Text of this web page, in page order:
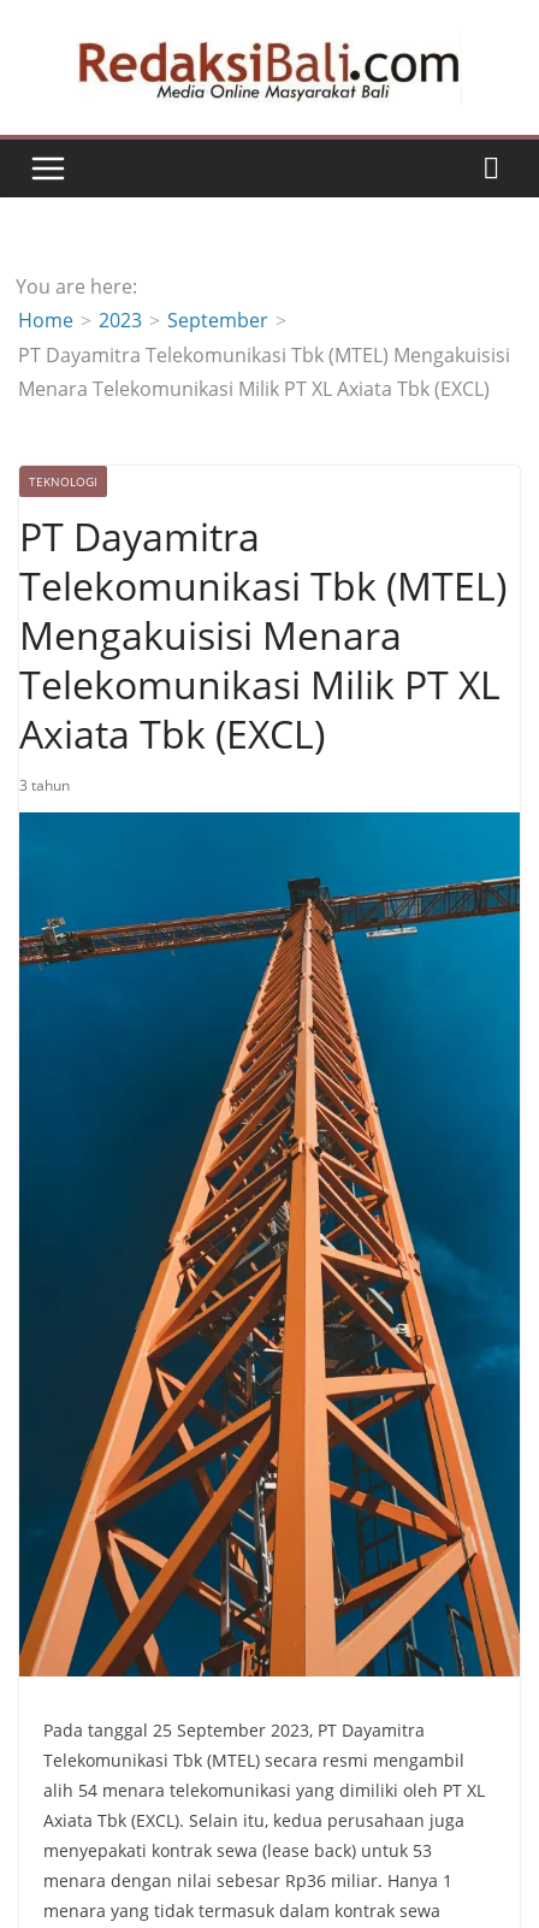
You are here:
Home
2023
September
PT Dayamitra Telekomunikasi Tbk (MTEL) Mengakuisisi
Menara Telekomunikasi Milik PT XL Axiata Tbk (EXCL)
TEKNOLOGI
PT Dayamitra
Telekomunikasi Tbk (MTEL)
Mengakuisisi Menara
Telekomunikasi Milik PT XL
Axiata Tbk (EXCL)
3 tahun
Pada tanggal 25 September 2023, PT Dayamitra
Telekomunikasi Tbk (MTEL) secara resmi mengambil
alih 54 menara telekomunikasi yang dimiliki oleh PT XL
Axiata Tbk (EXCL). Selain itu, kedua perusahaan juga
menyepakati kontrak sewa (lease back) untuk 53
menara dengan nilai sebesar Rp36 miliar. Hanya 1
menara yang tidak termasuk dalam kontrak sewa